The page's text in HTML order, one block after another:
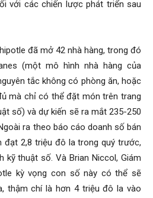
với các chiến lược phát triển sau
đã mở 42 nhà hàng, trong đó
(một mô hình nhà hàng của
tắc không có phòng ăn, hoặc
mà chỉ có thể đặt món trên trang
số) và dự kiến sẽ ra mắt 235-250
ra theo báo cáo doanh số bán
đạt 2,8 triệu đô la trong quý trước,
kỹ thuật số. Và Brian Niccol, Giám
kỳ vọng con số này có thể sẽ
thậm chí là hơn 4 triệu đô la vào